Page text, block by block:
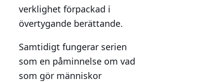
verklighet förpackad i
övertygande berättande.
Samtidigt fungerar serien
som en påminnelse om vad
som gör människor